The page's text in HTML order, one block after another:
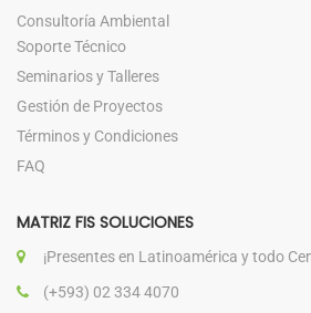
Consultoría Ambiental
Soporte Técnico
Seminarios y Talleres
Gestión de Proyectos
Términos y Condiciones
FAQ
MATRIZ FIS SOLUCIONES
¡Presentes en Latinoamérica y todo
(+593) 02 334 4070